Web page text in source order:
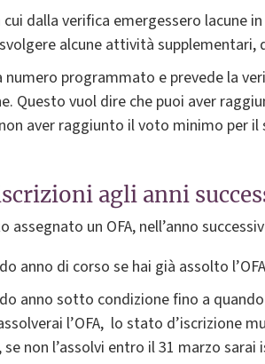
cui dalla verifica emergessero lacune
alcune attività supplementari,
numero programmato e prevede la
Questo vuol dire che puoi aver
aver raggiunto il voto minimo per
agli anni
assegnato un OFA, nell’anno
anno di corso se hai già assolto
anno sotto condizione fino a
l’OFA, lo stato d’iscrizione
se non l’assolvi entro il 31 marzo